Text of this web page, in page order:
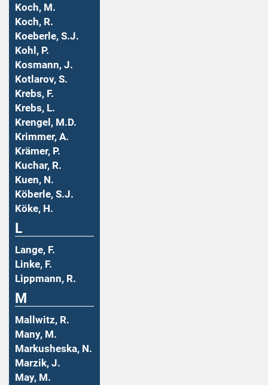
Koch, M.
Koch, R.
Koeberle, S.J.
Kohl, P.
Kosmann, J.
Kotlarov, S.
Krebs, F.
Krebs, L.
Krengel, M.D.
Krimmer, A.
Krämer, P.
Kuchar, R.
Kuen, N.
Köberle, S.J.
Köke, H.
L
Lange, F.
Linke, F.
Lippmann, R.
M
Mallwitz, R.
Many, M.
Markusheska, N.
Marzik, J.
May, M.